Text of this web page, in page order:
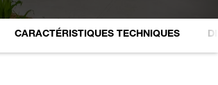
CARACTÉRISTIQUES TECHNIQUES